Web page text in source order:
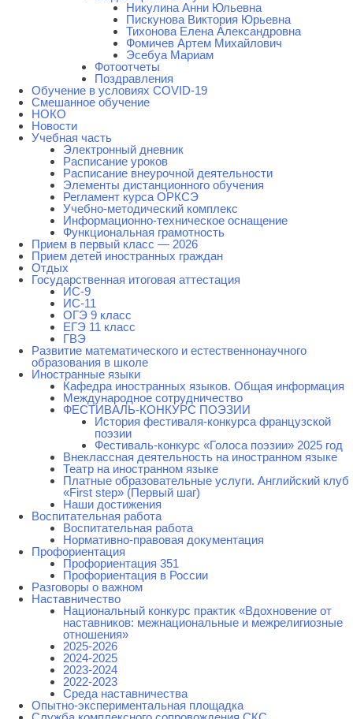
Никулина Анни Юльевна
Пискунова Виктория Юрьевна
Тихонова Елена Александровна
Фомичев Артем Михайлович
Эсебуа Мариам
Фотоотчеты
Поздравления
Обучение в условиях COVID-19
Смешанное обучение
НОКО
Новости
Учебная часть
Электронный дневник
Расписание уроков
Расписание внеурочной деятельности
Элементы дистанционного обучения
Регламент курса ОРКСЭ
Учебно-методический комплекс
Информационно-техническое оснащение
Функциональная грамотность
Прием в первый класс — 2026
Прием детей иностранных граждан
Отдых
Государственная итоговая аттестация
ИС-9
ИС-11
ОГЭ 9 класс
ЕГЭ 11 класс
ГВЭ
Развитие математического и естественнонаучного
образования в школе
Иностранные языки
Кафедра иностранных языков. Общая информация
Международное сотрудничество
ФЕСТИВАЛЬ-КОНКУРС ПОЭЗИИ
История фестиваля-конкурса французской
поэзии
Фестиваль-конкурс «Голоса поэзии» 2025 год
Внеклассная деятельность на иностранном языке
Театр на иностранном языке
Платные образовательные услуги. Английский клуб
«First step» (Первый шаг)
Наши достижения
Воспитательная работа
Воспитательная работа
Нормативно-правовая документация
Профориентация
Профориентация 351
Профориентация в России
Разговоры о важном
Наставничество
Национальный конкурс практик «Вдохновение от
наставников: межнациональные и межрелигиозные
отношения»
2025-2026
2024-2025
2023-2024
2022-2023
Среда наставничества
Опытно-экспериментальная площадка